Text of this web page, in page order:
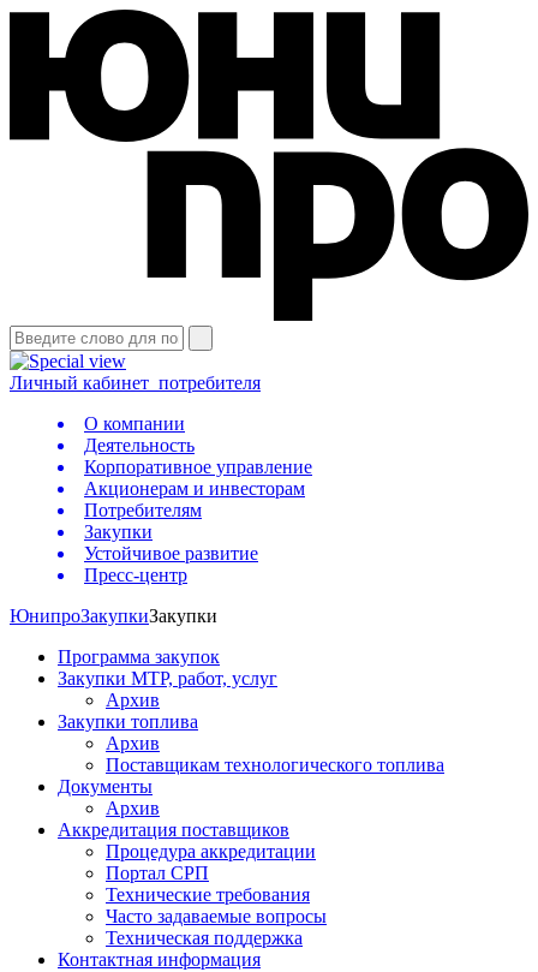
Личный кабинет потребителя
О компании
Деятельность
Корпоративное управление
Акционерам и инвесторам
Потребителям
Закупки
Устойчивое развитие
Пресс-центр
ЮнипроЗакупкиЗакупки
Программа закупок
Закупки МТР, работ, услуг
Архив
Закупки топлива
Архив
Поставщикам технологического топлива
Документы
Архив
Аккредитация поставщиков
Процедура аккредитации
Портал СРП
Технические требования
Часто задаваемые вопросы
Техническая поддержка
Контактная информация